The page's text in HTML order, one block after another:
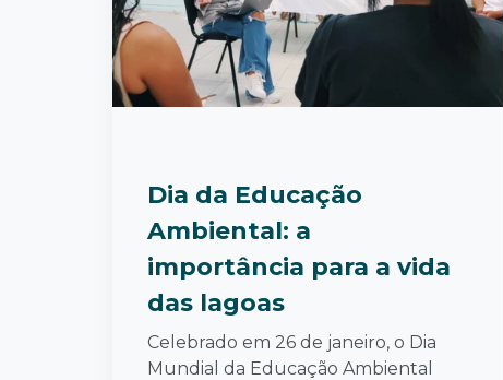
Dia da Educação
Ambiental: a
importância para a vida
das lagoas
Celebrado em 26 de janeiro, o Dia
Mundial da Educação Ambiental